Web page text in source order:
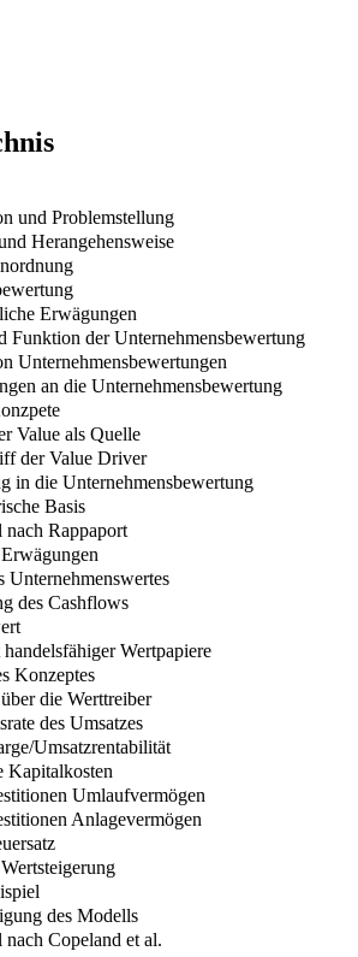
und Problemstellung
Herangehensweise
Erwägungen
Funktion der Unternehmensbewertung
Unternehmensbewertungen
an die Unternehmensbewertung
Value als Quelle
der Value Driver
in die Unternehmensbewertung
Basis
Rappaport
Unternehmenswertes
des Cashflows
Wertpapiere
Konzeptes
die Werttreiber
des Umsatzes
Umsatzrentabilität
Kapitalkosten
Umlaufvermögen
Anlagevermögen
des Modells
Copeland et al.